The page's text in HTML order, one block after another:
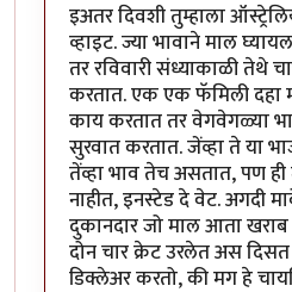
इअतर दिवशी तुम्हाला
व्हाइट. ज्या भावाने माल
तर रविवारी संध्याकाळी तेथे
करतात. एक एक फॅमिली दहा
काय करतात तर वेगवेगळ्या
सुरवात करतात. जेंव्हा ते या
तेंव्हा भाव तेच असतात, पण
नाहीत, इनस्टेड दे वेट. अगदी
दुकानदार जो माल आता
दोन चार क्रेट उरलेत अस
डिक्लेअर करतो, की मग हे